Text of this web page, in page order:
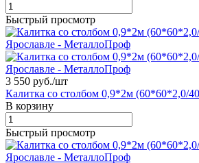
Быстрый просмотр
3 550 руб./шт
Калитка со столбом 0,9*2м (60*60*2,0/
В корзину
Быстрый просмотр